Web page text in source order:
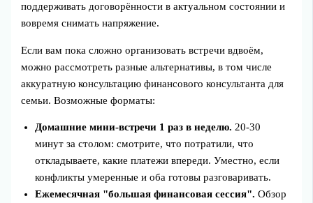
поддерживать договорённости в актуальном состоянии и
вовремя снимать напряжение.
Если вам пока сложно организовать встречи вдвоём,
можно рассмотреть разные альтернативы, в том числе
аккуратную консультацию финансового консультанта для
семьи. Возможные форматы:
Домашние мини-встречи 1 раз в неделю. 20-30
минут за столом: смотрите, что потратили, что
откладываете, какие платежи впереди. Уместно, если
конфликты умеренные и оба готовы разговаривать.
Ежемесячная "большая финансовая сессия". Обзор